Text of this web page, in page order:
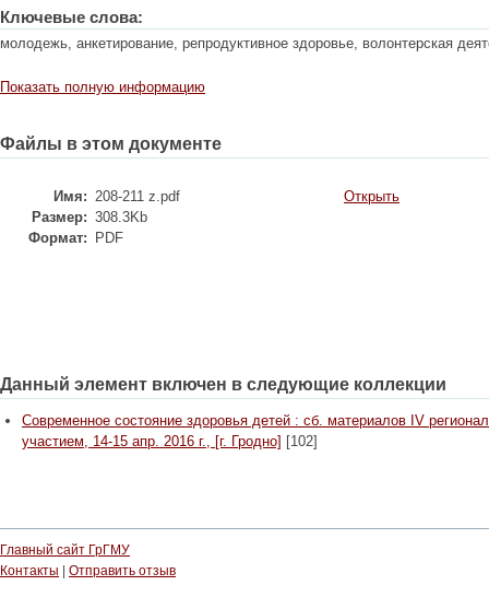
Ключевые слова:
молодежь, анкетирование, репродуктивное здоровье, волонтерская
Показать полную информацию
Файлы в этом документе
Имя: 208-211 z.pdf
Размер: 308.3Kb
Формат:
PDF
Открыть
Данный элемент включен в следующие коллекции
Современное состояние здоровья детей : сб. материалов IV
участием, 14-15 апр. 2016 г., [г. Гродно] [102]
Главный сайт ГрГМУ
Контакты
Отправить отзыв